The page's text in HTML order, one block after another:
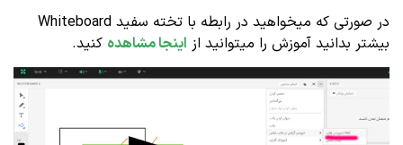
در صورتی که میخواهید در رابطه با تخته سفید Whiteboard
بیشتر بدانید آموزش را میتوانید از اینجا مشاهده کنید.